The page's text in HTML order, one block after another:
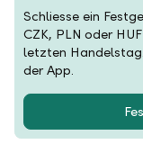
Schliesse ein
CZK, PLN oder
letzten
der App.